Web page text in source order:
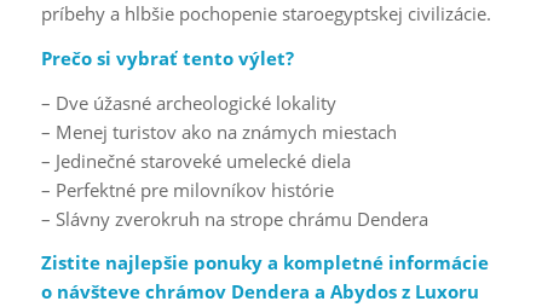
príbehy a hlbšie pochopenie staroegyptskej civilizácie.
Prečo si vybrať tento výlet?
– Dve úžasné archeologické lokality
– Menej turistov ako na známych miestach
– Jedinečné staroveké umelecké diela
– Perfektné pre milovníkov histórie
– Slávny zverokruh na strope chrámu Dendera
Zistite najlepšie ponuky a kompletné informácie
o návšteve chrámov Dendera a Abydos z Luxoru